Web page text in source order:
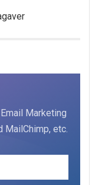
Marketing
MailChimp, etc.